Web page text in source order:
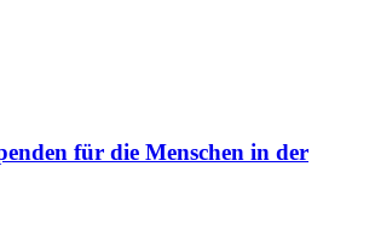
für die Menschen in der